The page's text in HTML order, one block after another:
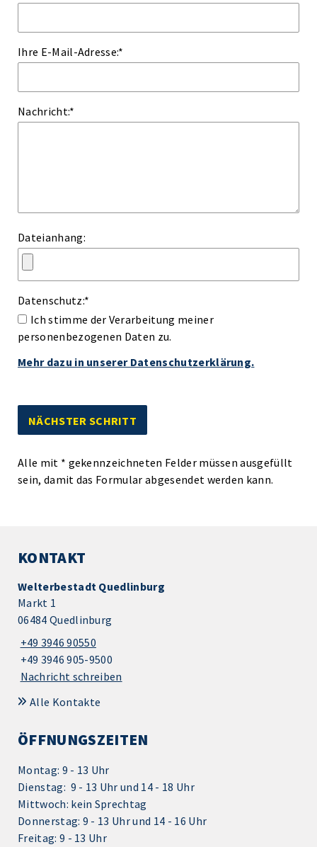
Ihre E-Mail-Adresse:*
Nachricht:*
Dateianhang:
Datenschutz:*
Ich stimme der Verarbeitung meiner
personenbezogenen Daten zu.
Mehr dazu in unserer Datenschutzerklärung.
Alle mit * gekennzeichneten Felder müssen ausgefüllt
sein, damit das Formular abgesendet werden kann.
KONTAKT
Welterbestadt Quedlinburg
Markt 1
06484 Quedlinburg
+49 3946 90550
+49 3946 905-9500
Nachricht schreiben
Alle Kontakte
ÖFFNUNGSZEITEN
Montag: 9 - 13 Uhr
Dienstag: 9 - 13 Uhr und 14 - 18 Uhr
Mittwoch: kein Sprechtag
Donnerstag: 9 - 13 Uhr und 14 - 16 Uhr
Freitag: 9 - 13 Uhr